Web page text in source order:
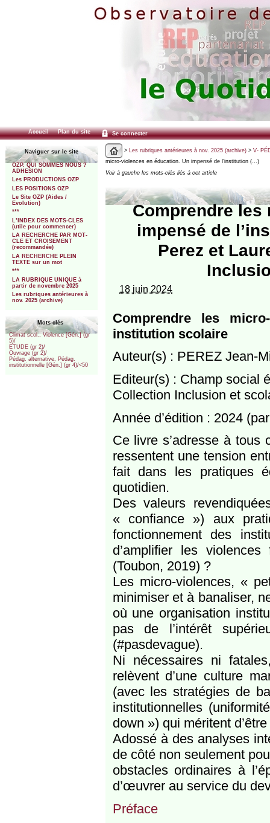
Accueil Plan du site Se connecter
Naviguer sur le site
OZP. QUI SOMMES NOUS ?
ADHESION
Les PRODUCTIONS OZP
LES POSITIONS OZP
Le Site OZP (Aides /
Evolution)
***
L’INDEX DES MOTS-CLES
(utile pour commencer)
LA RECHERCHE PAR MOT-
CLE ET CROISEMENT
(recommandée)
LA RECHERCHE PLEIN
TEXTE sur un mot
***
LA RUBRIQUE UNIQUE à
partir de novembre 2025
Les rubriques antérieures à
nov. 2025 (archive)
Mots-clés
Climat scol., Violence [Gén.] (gr
5)/
ETUDE (gr 2)/
Ouvrage (gr 2)/
Pédag. alternative, Pédag.
institutionnelle [Gén.] (gr 4)/<50
> Les rubriques antérieures à nov. 2025 (archive)> V-
micro-violences en éducation. Un impensé de l’institution (…)
Voir à gauche les mots-clés liés à cet article
Comprendre les
impensé de
Perez et
18 juin 2024
Comprendre les
institution scolaire
Auteur(s) : PEREZ Jean-
Editeur(s) : Champ social
Collection Inclusion et
Année d’édition : 2024
Ce livre s’adresse à tous
ressentent une tension
fait dans les pratiques
quotidien.
Des valeurs
« confiance ») aux
fonctionnement des
d’amplifier les
(Toubon, 2019) ?
Les micro-violences, «
minimiser et à banaliser,
où une organisation
pas de l’intérêt
(#pasdevague).
Ni nécessaires ni
relèvent d’une culture
(avec les stratégies de
institutionnelles
down ») qui méritent
Adossé à des analyses
de côté non seulement
obstacles ordinaires à
d’œuvrer au service du
Préface